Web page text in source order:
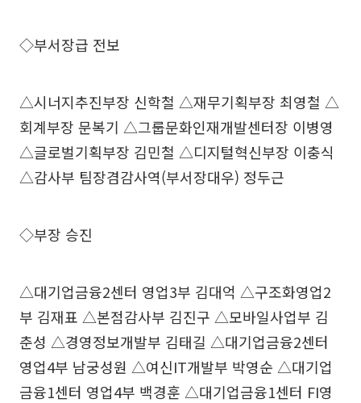
◇부서장급 전보
△시너지추진부장 신학철 △재무기획부장 최영철 △
회계부장 문복기 △그룹문화인재개발센터장 이병영
△글로벌기획부장 김민철 △디지털혁신부장 이충식
△감사부 팀장겸감사역(부서장대우) 정두근
◇부장 승진
△대기업금융2센터 영업3부 김대억 △구조화영업2
부 김재표 △본점감사부 김진구 △모바일사업부 김
춘성 △경영정보개발부 김태길 △대기업금융2센터
영업4부 남궁성원 △여신IT개발부 박영순 △대기업
금융1센터 영업4부 백경훈 △대기업금융1센터 FI영